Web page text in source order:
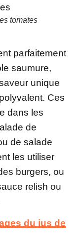
tomates
parfaitement
saumure,
unique
Ces
dans les
de
de salade
les utiliser
burgers, ou
relish ou
du jus de